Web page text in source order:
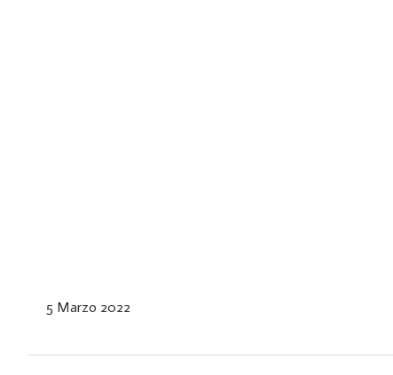
5 Marzo 2022